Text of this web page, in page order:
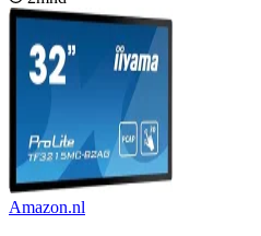
Amazon.nl